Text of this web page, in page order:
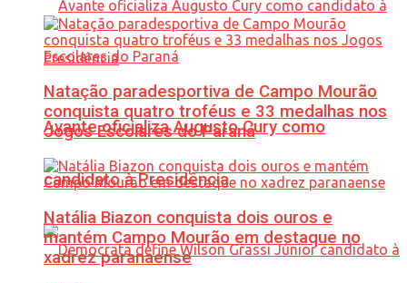
Avante oficializa Augusto Cury como
candidato à Presidência
Natação paradesportiva de Campo Mourão
conquista quatro troféus e 33 medalhas nos
Jogos Escolares do Paraná
Natália Biazon conquista dois ouros e
mantém Campo Mourão em destaque no
xadrez paranaense